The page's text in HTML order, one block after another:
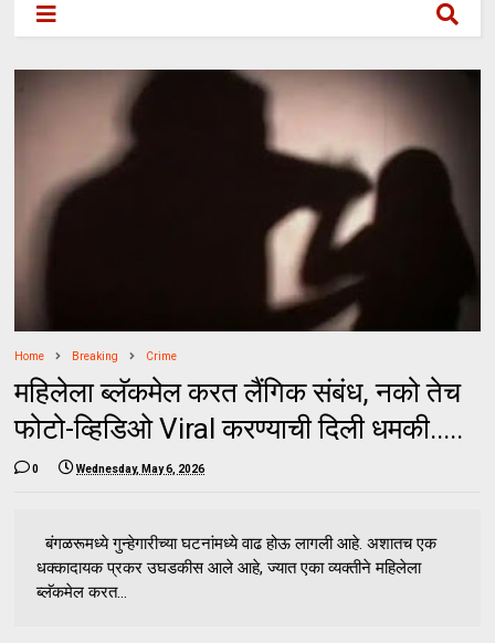
Home Breaking Crime
महिलेला ब्लॅकमेल करत लैंगिक संबंध, नको तेच
फोटो-व्हिडिओ Viral करण्याची दिली धमकी.....
0 Wednesday, May 6, 2026
बंगळरूमध्ये गुन्हेगारीच्या घटनांमध्ये वाढ होऊ लागली आहे. अशातच एक
धक्कादायक प्रकर उघडकीस आले आहे, ज्यात एका व्यक्तीने महिलेला
ब्लॅकमेल करत...